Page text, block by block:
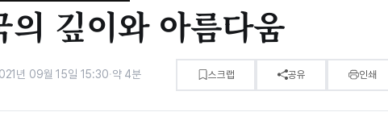
의 깊이와 아름다움
년 09월 15일 15:30·약 4분 스크랩 공유 인쇄